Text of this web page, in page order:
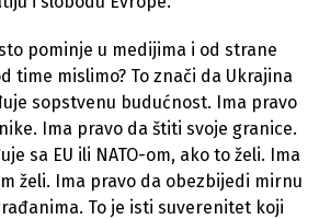
pominje u medijima i od strane
time mislimo? To znači da Ukrajina
sopstvenu budućnost. Ima pravo
Ima pravo da štiti svoje granice.
sa EU ili NATO-om, ako to želi. Ima
želi. Ima pravo da obezbijedi mirnu
To je isti suverenitet koji